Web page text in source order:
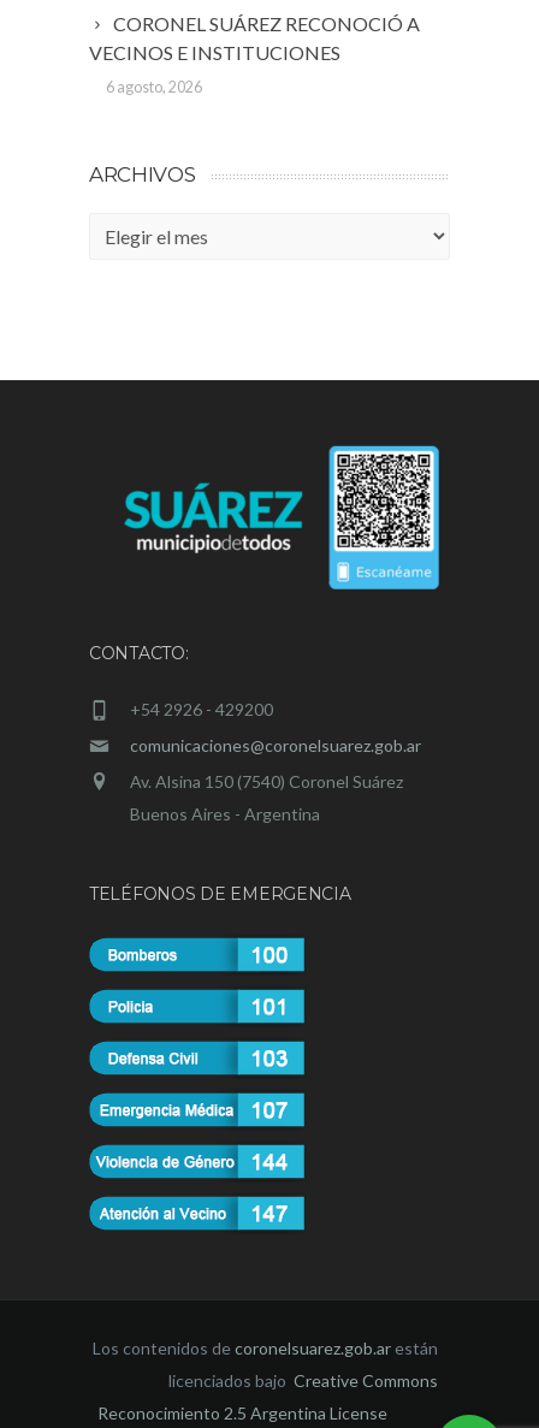
CORONEL SUÁREZ RECONOCIÓ A
VECINOS E INSTITUCIONES
6 agosto, 2026
ARCHIVOS
Archivos
CONTACTO:
+54 2926 - 429200
comunicaciones@coronelsuarez.gob.ar
Av. Alsina 150 (7540) Coronel Suárez
Buenos Aires - Argentina
TELÉFONOS DE EMERGENCIA
Los contenidos decoronelsuarez.gob.ar están
licenciados bajo Creative Commons
Reconocimiento 2.5 Argentina License